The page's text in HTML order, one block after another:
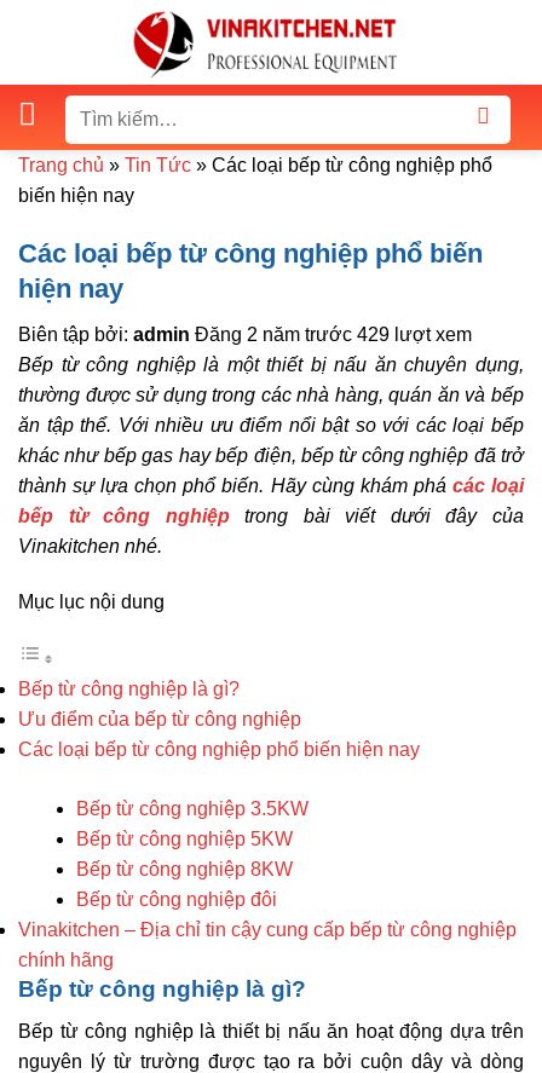
Tìm
kiếm:
Trang chủ » Tin Tức » Các loại bếp từ công nghiệp phổ
biến hiện nay
Các loại bếp từ công nghiệp phổ biến
hiện nay
Biên tập bởi: admin Đăng 2 năm trước 429 lượt xem
Bếp từ công nghiệp là một thiết bị nấu ăn chuyên dụng,
thường được sử dụng trong các nhà hàng, quán ăn và bếp
ăn tập thể. Với nhiều ưu điểm nổi bật so với các loại bếp
khác như bếp gas hay bếp điện, bếp từ công nghiệp đã trở
thành sự lựa chọn phổ biến. Hãy cùng khám phá các loại
bếp từ công nghiệptrong bài viết dưới đây của
Vinakitchen nhé.
Mục lục nội dung
Bếp từ công nghiệp là gì?
Ưu điểm của bếp từ công nghiệp
Các loại bếp từ công nghiệp phổ biến hiện nay
Bếp từ công nghiệp 3.5KW
Bếp từ công nghiệp 5KW
Bếp từ công nghiệp 8KW
Bếp từ công nghiệp đôi
Vinakitchen – Địa chỉ tin cậy cung cấp bếp từ công nghiệp
chính hãng
Bếp từ công nghiệp là gì?
Bếp từ công nghiệp là thiết bị nấu ăn hoạt động dựa trên
nguyên lý từ trường được tạo ra bởi cuộn dây và dòng